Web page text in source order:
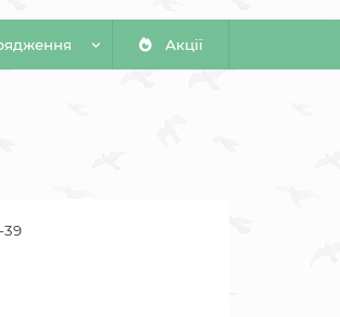
Акції
39